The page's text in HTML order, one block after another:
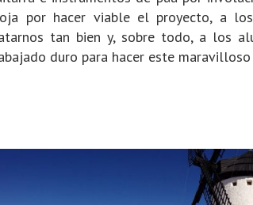
por hacer viable el proyecto, a
tan bien y, sobre todo, a los
duro para hacer este maravilloso